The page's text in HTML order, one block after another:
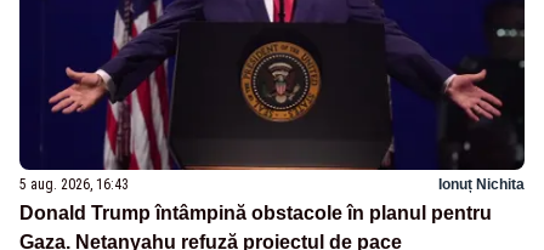
5 aug. 2026, 16:43 Ionuț Nichita
Donald Trump întâmpină obstacole în planul pentru
Gaza. Netanyahu refuză proiectul de pace